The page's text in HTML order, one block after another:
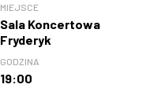
MIEJSCE
Sala Koncertowa
Fryderyk
GODZINA
19:00